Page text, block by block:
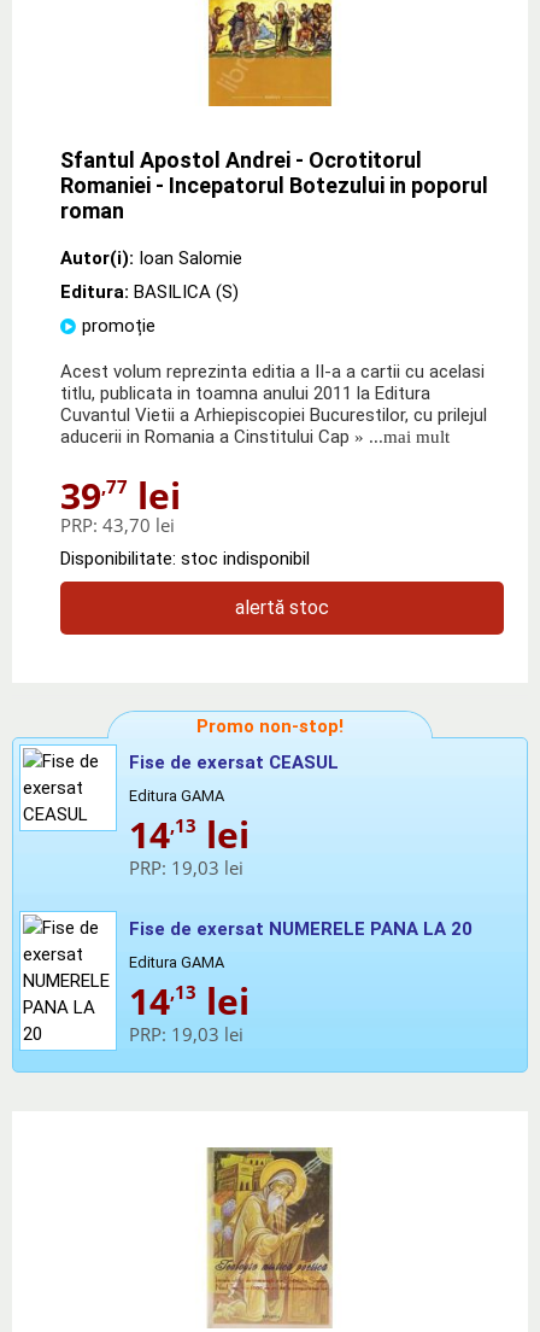
Sfantul Apostol Andrei - Ocrotitorul
Romaniei - Incepatorul Botezului in poporul
roman
Autor(i): Ioan Salomie
Editura: BASILICA (S)
promoție
Acest volum reprezinta editia a II-a a cartii cu acelasi
titlu, publicata in toamna anului 2011 la Editura
Cuvantul Vietii a Arhiepiscopiei Bucurestilor, cu prilejul
aducerii in Romania a Cinstitului Cap » ...mai mult
39,77 lei
PRP: 43,70 lei
Disponibilitate: stoc indisponibil
alertă stoc
Promo non-stop!
Fise de exersat CEASUL
Editura GAMA
14,13 lei
PRP: 19,03 lei
Fise de exersat NUMERELE PANA LA 20
Editura GAMA
14,13 lei
PRP: 19,03 lei